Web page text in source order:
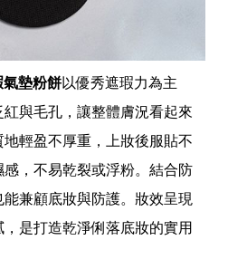
墊粉餅以優秀遮瑕力為主
與毛孔，讓整體膚況看起來
輕盈不厚重，上妝後服貼不
，不易乾裂或浮粉。結合防
兼顧底妝與防護。妝效呈現
是打造乾淨俐落底妝的實用